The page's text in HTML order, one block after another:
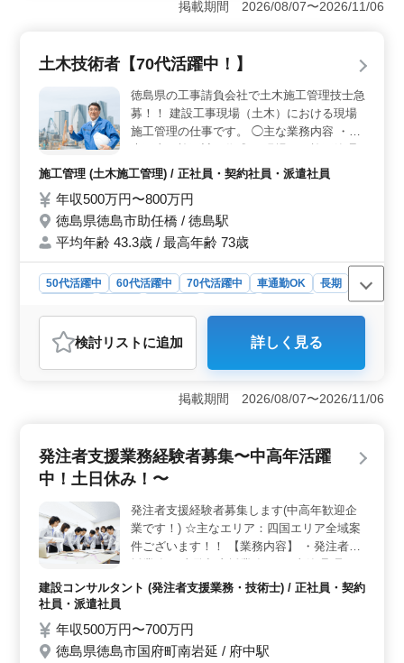
理技士資格をお持ちの方は優遇され、これまで培ってき
目指す意欲のある方に最適な環境です。 ＜高収入と
されます。長期的な収入の安定が期待できるため、経済
的な安心感があります。福利厚生も充実しており、退職
金制度も完備されているため、将来を見据えた働き方が
可能です。 ＜働きやすい勤務環境＞ 駅からのアク
セスが可能で、車通勤もできます。無料駐車場も完備さ
制度も整っており、プライベートの時間を大切にする方
にとって理想的な職場です。ワークライフバランスも考
慮された勤務体系です。
掲載期間 2026/08/07〜2026/11/06
土木技術者【70代活躍中！】
徳島県の工事請負会社で土木施工管理技士急
募！！ 建設工事現場（土木）における現場
施工管理の仕事です。 ◯主な業務内容 ・土
・建設用地の確保 ・役所への手続き ・周辺
は、徳島県内の公共工事となります。 ◎定
年年齢以上の方も応募可能です。 70歳以上
の方も活躍中！ぜひご相談ください。
施工管理 (土木施工管理) / 正社員・契約社員・派遣社員
年収500万円〜800万円
徳島県徳島市助任橋 / 徳島駅
平均年齢 43.3歳 / 最高年齢 73歳
50代活躍中 60代活躍中 70代活躍中 車通勤OK
長期
おすすめポイント
＜豊富な経験を活かして働ける環境＞ 公共工事を担当
するため、地域社会に貢献できるやりがいのある仕事で
を活かして現場をリードすることが期待されていま
るため、生活の基盤をしっかりと築くことができます。
福利厚生も整っており、退職金制度もあるため、将来的
な安心感があります。 ＜働きやすい職場環境＞ 無
料駐車場が完備されているため、車通勤が可能で通勤の
利便性が高いです。また、残業は月20時間程度と少なめ
で、プライベートとの両立が可能な働きやすい環境で
す。週休二日制や各種休暇も充実しており、ワークライ
検討リスト に追加 詳しく見る
掲載期間 2026/08/07〜2026/11/06
発注者支援業務経験者募集〜中高年活躍
中！土日休み！〜
発注者支援経験者募集します(中高年歓迎企
業です！) ☆主なエリア：四国エリア全域案
件ございます！！ 【業務内容】 ・発注者支
援業務(工事監督支援業務) ・工事管理(品
質・工程・安全)、施工計画、積算、設計変
手当支給 単身赴任宿舎完備 《条件面優遇資
格》 ・技術士(種類不問) ・RCCM(種類不問)
建設コンサルタント (発注者支援業務・技術士) / 正社員・契約
社員・派遣社員
年収500万円〜700万円
徳島県徳島市国府町南岩延 / 府中駅